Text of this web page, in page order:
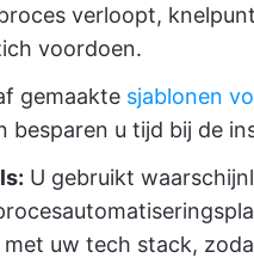
verloopt,
voordoen.
gemaakte sjablonen
u tijd bij de
U gebruikt
uw tech stack,